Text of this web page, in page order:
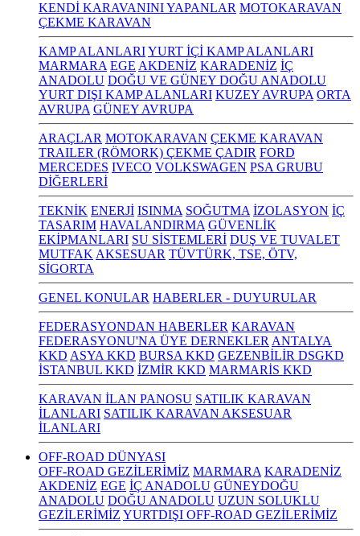
KENDİ KARAVANINI YAPANLAR MOTOKARAVAN
ÇEKME KARAVAN
KAMP ALANLARIYURT İÇİ KAMP ALANLARI
MARMARA EGE AKDENİZ KARADENİZ İÇ
ANADOLU DOĞU VE GÜNEY DOĞU ANADOLU
YURT DIŞI KAMP ALANLARI KUZEY AVRUPA ORTA
AVRUPA GÜNEY AVRUPA
ARAÇLAR MOTOKARAVAN ÇEKME KARAVAN
TRAILER (RÖMORK) ÇEKME ÇADIR FORD
MERCEDES IVECO VOLKSWAGEN PSA GRUBU
DİĞERLERİ
TEKNİK ENERJİ ISINMA SOĞUTMA İZOLASYON İÇ
TASARIM HAVALANDIRMA GÜVENLİK
EKİPMANLARI SU SİSTEMLERİ DUŞ VE TUVALET
MUTFAK AKSESUAR TÜVTÜRK, TSE, ÖTV,
SİGORTA
GENEL KONULAR HABERLER - DUYURULAR
FEDERASYONDAN HABERLER KARAVAN
FEDERASYONU'NA ÜYE DERNEKLER ANTALYA
KKD ASYA KKD BURSA KKD GEZENBİLİR DSGKD
İSTANBUL KKD İZMİR KKD MARMARİS KKD
KARAVAN İLAN PANOSU SATILIK KARAVAN
İLANLARI SATILIK KARAVAN AKSESUAR
İLANLARI
OFF-ROAD DÜNYASI
OFF-ROAD GEZİLERİMİZ MARMARA KARADENİZ
AKDENİZ EGE İÇ ANADOLU GÜNEYDOĞU
ANADOLU DOĞU ANADOLU UZUN SOLUKLU
GEZİLERİMİZ YURTDIŞI OFF-ROAD GEZİLERİMİZ